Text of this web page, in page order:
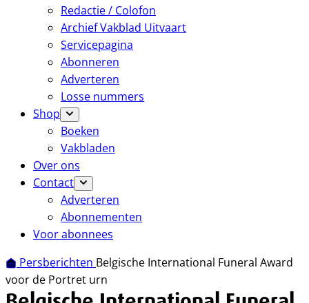
Redactie / Colofon
Archief Vakblad Uitvaart
Servicepagina
Abonneren
Adverteren
Losse nummers
Shop
Boeken
Vakbladen
Over ons
Contact
Adverteren
Abonnementen
Voor abonnees
Persberichten Belgische International Funeral Award
voor de Portret urn